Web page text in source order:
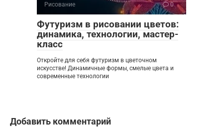
Рисование 0
Футуризм в рисовании цветов:
динамика, технологии, мастер-
класс
Откройте для себя футуризм в цветочном
искусстве! Динамичные формы, смелые цвета и
современные технологии
Добавить комментарий